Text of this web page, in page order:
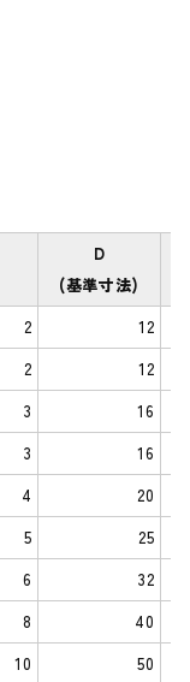
D
(基準寸法)
2
12
2
12
3
16
3
16
4
20
5
25
6
32
8
40
10
50